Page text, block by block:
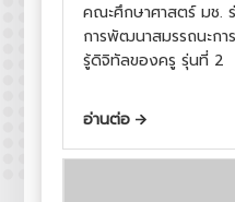
คณะศึกษาศาสตร์ มช.
การพัฒนาสมรรถนะกา
รู้ดิจิทัลของครู รุ่นที่ 2
อ่านต่อ